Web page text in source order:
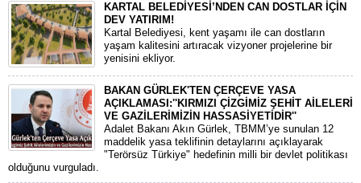
KARTAL BELEDİYESİ’NDEN CAN DOSTLAR İÇİN
DEV YATIRIM!
Kartal Belediyesi, kent yaşamı ile can dostların
yaşam kalitesini artıracak vizyoner projelerine bir
yenisini ekliyor.
BAKAN GÜRLEK'TEN ÇERÇEVE YASA
AÇIKLAMASI:''KIRMIZI ÇİZGİMİZ ŞEHİT AİLELERİ
VE GAZİLERİMİZİN HASSASİYETİDİR''
Adalet Bakanı Akın Gürlek, TBMM’ye sunulan 12
maddelik yasa teklifinin detaylarını açıklayarak
"Terörsüz Türkiye" hedefinin milli bir devlet politikası
olduğunu vurguladı.